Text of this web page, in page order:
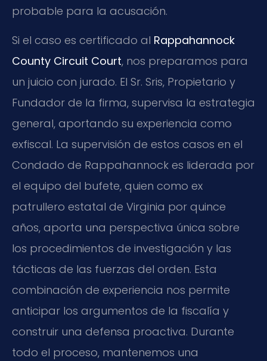
probable para la acusación.
Si el caso es certificado al Rappahannock
County Circuit Court, nos preparamos para
un juicio con jurado. El Sr. Sris, Propietario y
Fundador de la firma, supervisa la estrategia
general, aportando su experiencia como
exfiscal. La supervisión de estos casos en el
Condado de Rappahannock es liderada por
el equipo del bufete, quien como ex
patrullero estatal de Virginia por quince
años, aporta una perspectiva única sobre
los procedimientos de investigación y las
tácticas de las fuerzas del orden. Esta
combinación de experiencia nos permite
anticipar los argumentos de la fiscalía y
construir una defensa proactiva. Durante
todo el proceso, mantenemos una